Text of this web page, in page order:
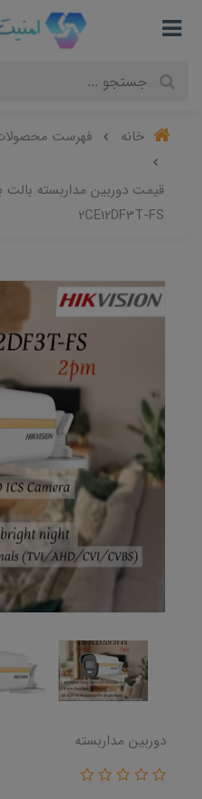
خانه فهرست
2CE12DF3T-FS
دوربین مداربسته